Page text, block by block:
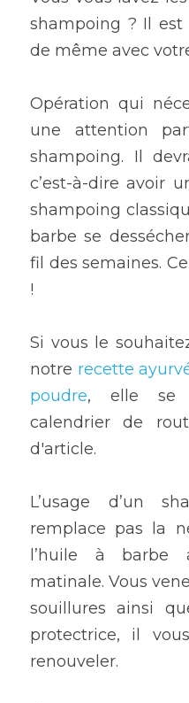
shampoing ? Il
de même avec
Opération qui
une attention
shampoing. Il
c’est-à-dire avoir
shampoing
barbe se
fil des semaines.
!
Si vous le
notre recette
poudre, elle se
calendrier de
d'article.
L’usage d’un
remplace pas la
l’huile à barbe
matinale. Vous
souillures ainsi
protectrice, il
renouveler.